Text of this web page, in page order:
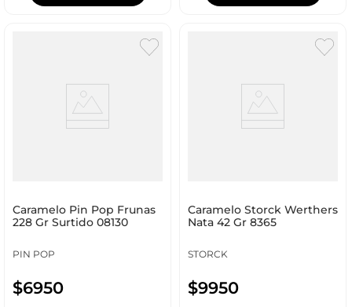
Caramelo Pin Pop Frunas
228 Gr Surtido 08130
PIN POP
$6950
Caramelo Storck Werthers
Nata 42 Gr 8365
STORCK
$9950